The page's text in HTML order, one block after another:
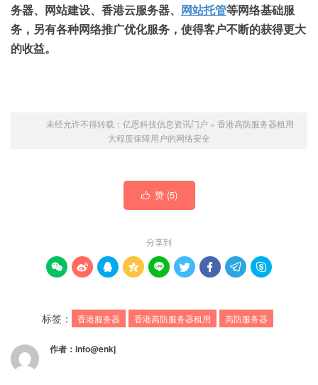
务器、网站建设、香港云服务器、 网站托管等网络基础服
务，另有各种网络推广优化服务，使得客户不断的获得更大
的收益。
未经允许不得转载： 亿恩科技信息资讯门户 » 香港高防服务器租用
大程度保障用户的网络安全
 赞 (5)
分享到
        
标签： 香港服务器 香港高防服务器租用 高防服务器
作者： info@enkj